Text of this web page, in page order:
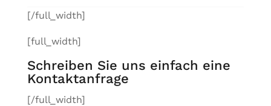
[/full_width]
[full_width]
Schreiben Sie uns einfach eine
Kontaktanfrage
[/full_width]